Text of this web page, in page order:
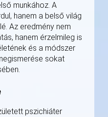
munkához. A
hanem a belső világ
Az eredmény nem
hanem érzelmileg is
és a módszer
sokat
pszichiáter